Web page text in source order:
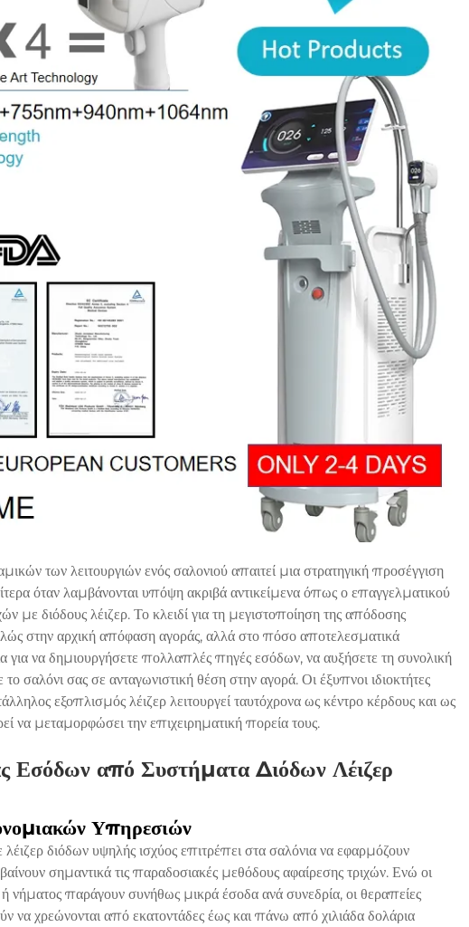
των λειτουργιών ενός σαλονιού απαιτεί μια στρατηγική προσέγγιση
όταν λαμβάνονται υπόψη ακριβά αντικείμενα όπως ο επαγγελματικού
με διόδους λέιζερ. Το κλειδί για τη μεγιστοποίηση της απόδοσης
στην αρχική απόφαση αγοράς, αλλά στο πόσο αποτελεσματικά
για να δημιουργήσετε πολλαπλές πηγές εσόδων, να αυξήσετε τη συνολική
σαλόνι σας σε ανταγωνιστική θέση στην αγορά. Οι έξυπνοι ιδιοκτήτες
εξοπλισμός λέιζερ λειτουργεί ταυτόχρονα ως κέντρο κέρδους και ως
να μεταμορφώσει την επιχειρηματική πορεία τους.
Εσόδων από Συστήματα Διόδων Λέιζερ
Υπηρεσιών
διόδων υψηλής ισχύος επιτρέπει στα σαλόνια να εφαρμόζουν
σημαντικά τις παραδοσιακές μεθόδους αφαίρεσης τριχών. Ενώ οι
νήματος παράγουν συνήθως μικρά έσοδα ανά συνεδρία, οι θεραπείες
να χρεώνονται από εκατοντάδες έως και πάνω από χιλιάδα δολάρια